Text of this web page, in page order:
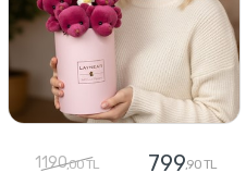
1190,00 TL 799,90 TL